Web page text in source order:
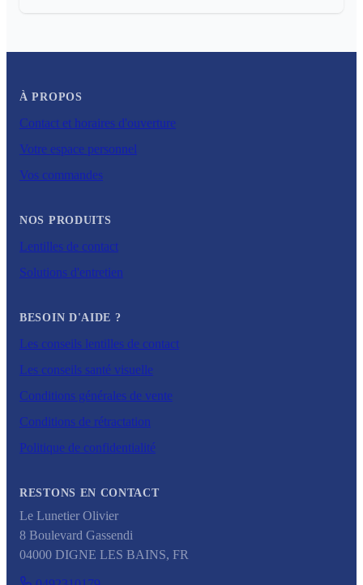
À PROPOS
Contact et horaires d'ouverture
Votre espace personnel
Vos commandes
NOS PRODUITS
Lentilles de contact
Solutions d'entretien
BESOIN D'AIDE ?
Les conseils lentilles de contact
Les conseils santé visuelle
Conditions générales de vente
Conditions de rétractation
Politique de confidentialité
RESTONS EN CONTACT
Le Lunetier Olivier
8 Boulevard Gassendi
04000 DIGNE LES BAINS, FR